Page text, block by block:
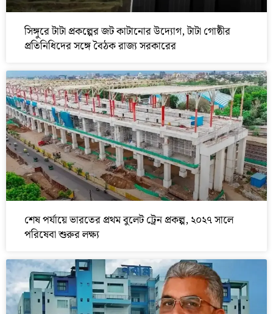
সিঙ্গুরে টাটা প্রকল্পের জট কাটানোর উদ্যোগ, টাটা গোষ্ঠীর
প্রতিনিধিদের সঙ্গে বৈঠক রাজ্য সরকারের
শেষ পর্যায়ে ভারতের প্রথম বুলেট ট্রেন প্রকল্প, ২০২৭ সালে
পরিষেবা শুরুর লক্ষ্য